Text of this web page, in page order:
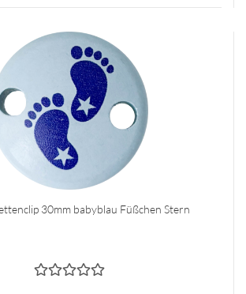
30mm babyblau Füßchen Stern